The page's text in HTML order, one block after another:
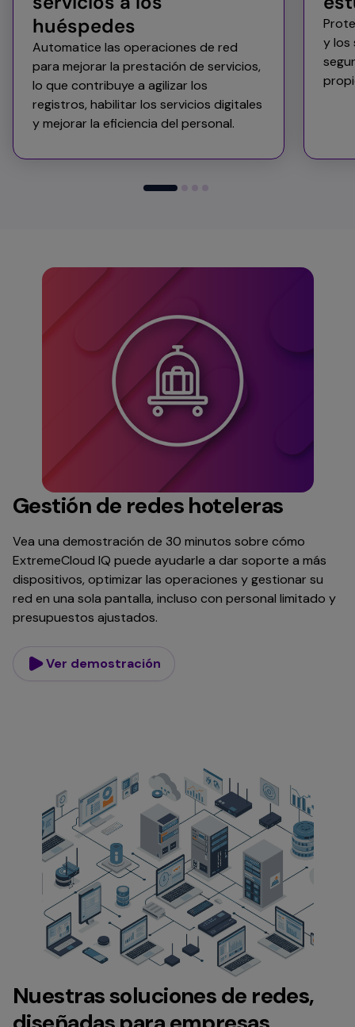
huéspedes​
Automatice las operaciones de red
para mejorar la prestación de servicios,
lo que contribuye a agilizar los
registros, habilitar los servicios digitales
y mejorar la eficiencia del personal.​
y los
Gestión de redes hoteleras
Vea una demostración de 30 minutos sobre cómo
ExtremeCloud IQ puede ayudarle a dar soporte a más
dispositivos, optimizar las operaciones y gestionar su
red en una sola pantalla, incluso con personal limitado y
presupuestos ajustados.
Ver demostración
Nuestras soluciones de redes,